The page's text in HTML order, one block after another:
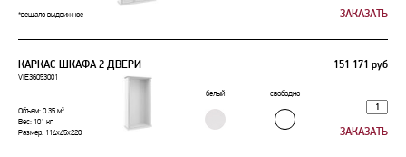
*вешало выдвижное
КАРКАС ШКАФА 2 ДВЕРИ 151 171 руб
VIE36053001
белый
свободно
Объем: 0.35 м³
Вес: 101 кг
Размер: 114x45x220